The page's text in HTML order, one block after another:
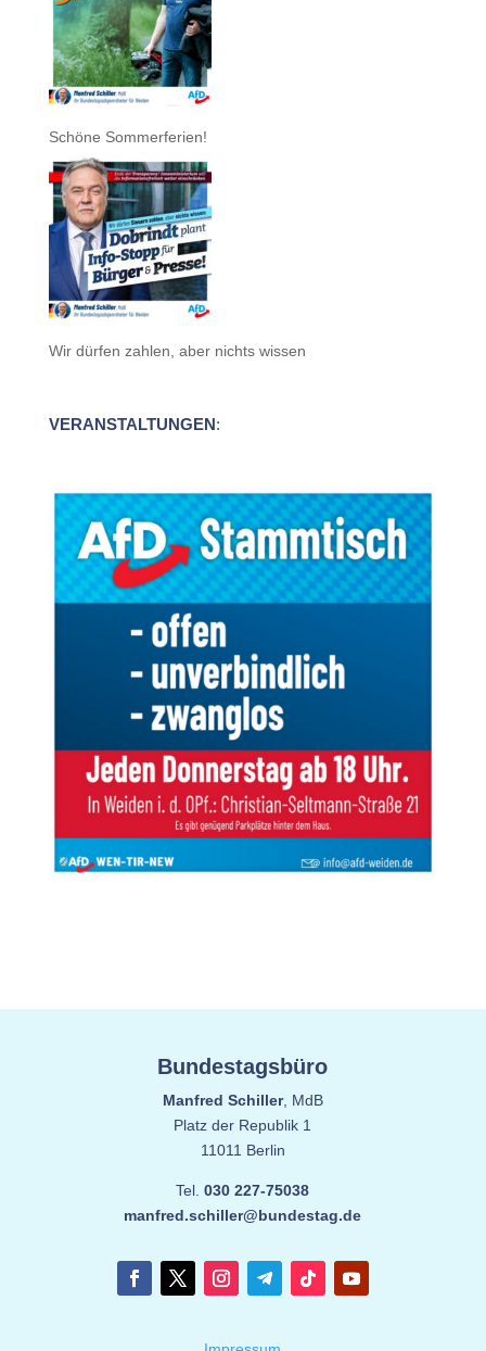
Schöne Sommerferien!
Wir dürfen zahlen, aber nichts wissen
VERANSTALTUNGEN:
Bundestagsbüro
Manfred Schiller, MdB
Platz der Republik 1
11011 Berlin
Tel.030 227-75038
manfred.schiller@bundestag.de